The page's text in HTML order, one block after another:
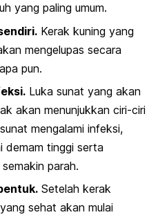
yang paling umum.
Kerak kuning yang
mengelupas secara
pun.
Luka sunat yang akan
akan menunjukkan ciri-ciri
mengalami infeksi,
demam tinggi serta
parah.
Setelah kerak
sehat akan mulai